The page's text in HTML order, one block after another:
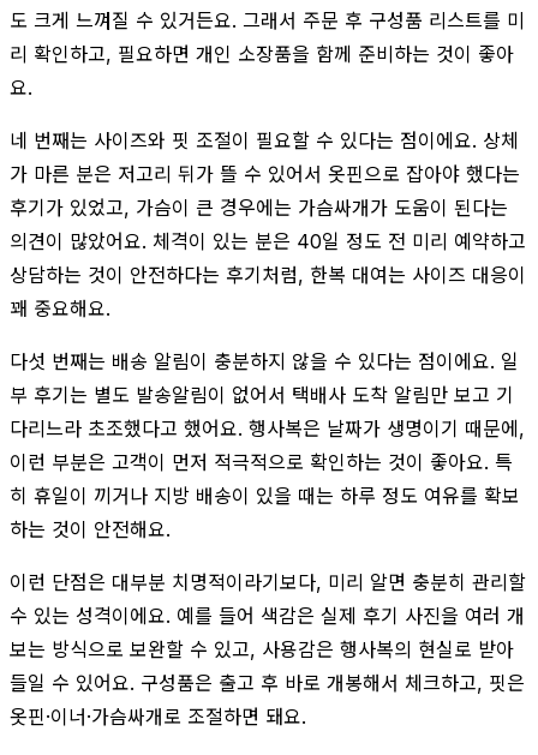
도 크게 느껴질 수 있거든요. 그래서 주문 후 구성품 리스트를 미
리 확인하고, 필요하면 개인 소장품을 함께 준비하는 것이 좋아
요.
네 번째는 사이즈와 핏 조절이 필요할 수 있다는 점이에요. 상체
가 마른 분은 저고리 뒤가 뜰 수 있어서 옷핀으로 잡아야 했다는
후기가 있었고, 가슴이 큰 경우에는 가슴싸개가 도움이 된다는
의견이 많았어요. 체격이 있는 분은 40일 정도 전 미리 예약하고
상담하는 것이 안전하다는 후기처럼, 한복 대여는 사이즈 대응이
꽤 중요해요.
다섯 번째는 배송 알림이 충분하지 않을 수 있다는 점이에요. 일
부 후기는 별도 발송알림이 없어서 택배사 도착 알림만 보고 기
다리느라 초조했다고 했어요. 행사복은 날짜가 생명이기 때문에,
이런 부분은 고객이 먼저 적극적으로 확인하는 것이 좋아요. 특
히 휴일이 끼거나 지방 배송이 있을 때는 하루 정도 여유를 확보
하는 것이 안전해요.
이런 단점은 대부분 치명적이라기보다, 미리 알면 충분히 관리할
수 있는 성격이에요. 예를 들어 색감은 실제 후기 사진을 여러 개
보는 방식으로 보완할 수 있고, 사용감은 행사복의 현실로 받아
들일 수 있어요. 구성품은 출고 후 바로 개봉해서 체크하고, 핏은
옷핀·이너·가슴싸개로 조절하면 돼요.